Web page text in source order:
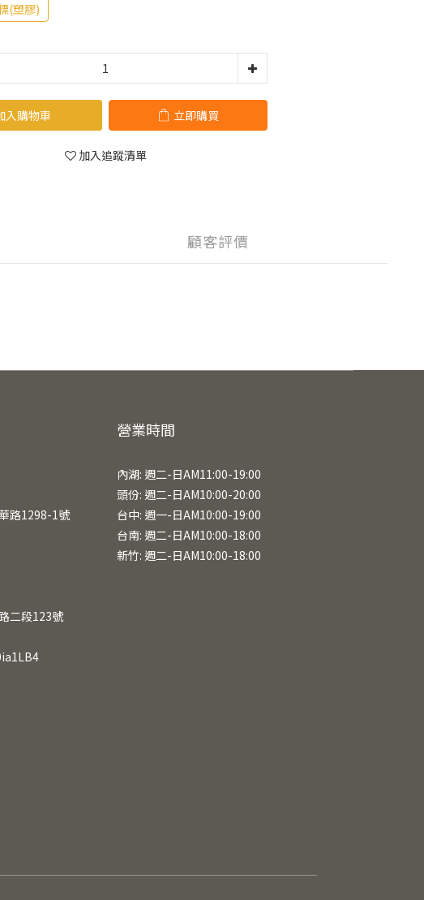
(塑膠)
入購物車 立即購買
加入追蹤清單
顧客評價
路1298-1號
二段123號
營業時間
內湖: 週二-日AM11:00-19:00
頭份: 週二-日AM10:00-20:00
台中: 週一-日AM10:00-19:00
台南: 週二-日AM10:00-18:00
新竹: 週二-日AM10:00-18:00